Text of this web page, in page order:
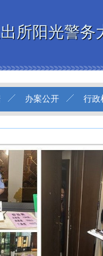
所阳光警务
办案公开 行政